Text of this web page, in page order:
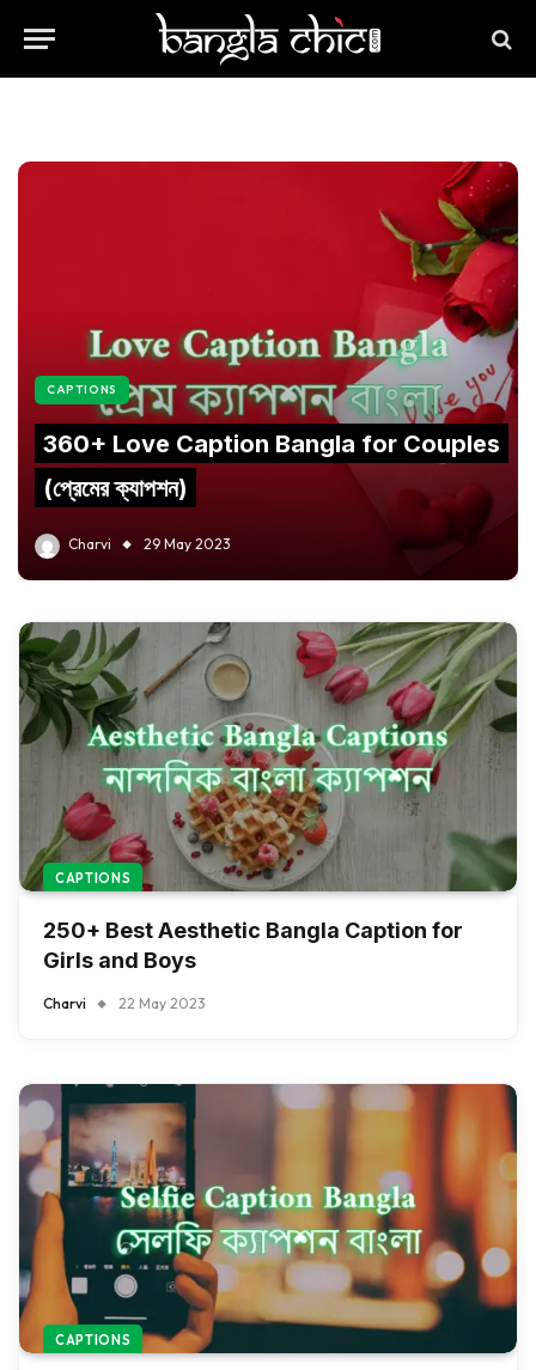
CAPTIONS
360+ Love Caption Bangla for Couples
(প্রেমের ক্যাপশন)
Charvi 29 May 2023
CAPTIONS
250+ Best Aesthetic Bangla Caption for
Girls and Boys
Charvi 22 May 2023
CAPTIONS